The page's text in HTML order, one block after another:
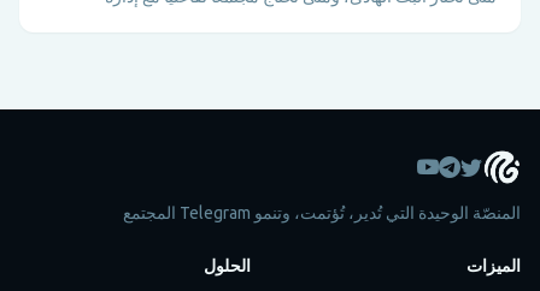
المنصّة الوحيدة التي تُدير، تُؤتمت، وتنمو Telegram المجتمع
الميزات
الحلول